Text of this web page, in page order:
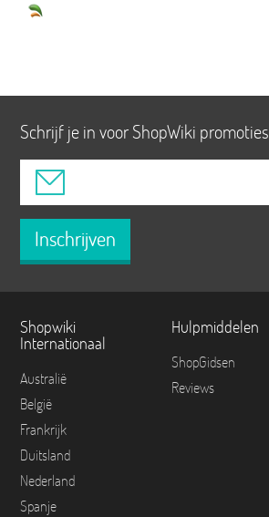
Schrijf je in voor ShopWiki promoties
Inschrijven
Shopwiki
Internationaal
Australië
België
Frankrijk
Duitsland
Nederland
Spanje
Hulpmiddelen
ShopGidsen
Reviews